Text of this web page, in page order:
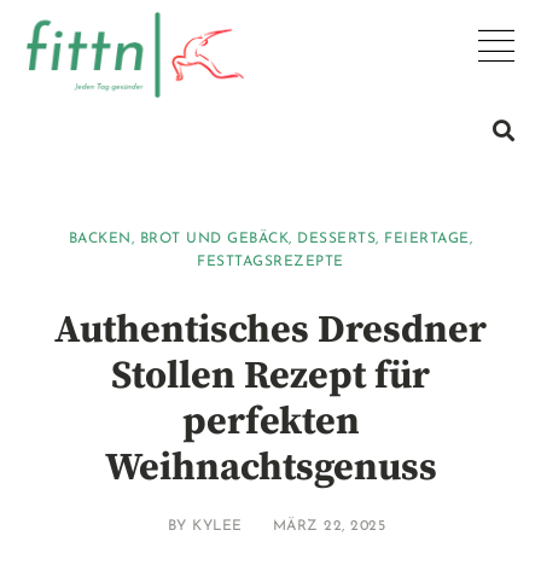
BACKEN, BROT UND GEBÄCK, DESSERTS, FEIERTAGE,
FESTTAGSREZEPTE
Authentisches Dresdner
Stollen Rezept für
perfekten
Weihnachtsgenuss
BY KYLEE MÄRZ 22, 2025